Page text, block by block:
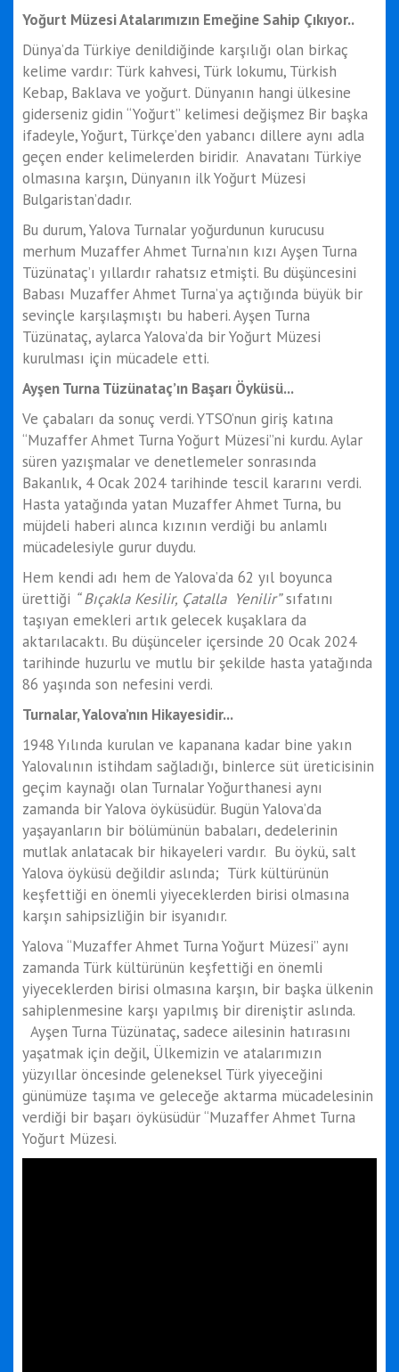
Yoğurt Müzesi Atalarımızın Emeğine Sahip Çıkıyor..
Dünya’da Türkiye denildiğinde karşılığı olan birkaç
kelime vardır: Türk kahvesi, Türk lokumu, Türkish
Kebap, Baklava ve yoğurt. Dünyanın hangi ülkesine
giderseniz gidin “Yoğurt” kelimesi değişmez Bir başka
ifadeyle, Yoğurt, Türkçe’den yabancı dillere aynı adla
geçen ender kelimelerden biridir. Anavatanı Türkiye
olmasına karşın, Dünyanın ilk Yoğurt Müzesi
Bulgaristan’dadır.
Bu durum, Yalova Turnalar yoğurdunun kurucusu
merhum Muzaffer Ahmet Turna’nın kızı Ayşen Turna
Tüzünataç’ı yıllardır rahatsız etmişti. Bu düşüncesini
Babası Muzaffer Ahmet Turna’ya açtığında büyük bir
sevinçle karşılaşmıştı bu haberi. Ayşen Turna
Tüzünataç, aylarca Yalova’da bir Yoğurt Müzesi
kurulması için mücadele etti.
Ayşen Turna Tüzünataç’ın Başarı Öyküsü...
Ve çabaları da sonuç verdi. YTSO’nun giriş katına
“Muzaffer Ahmet Turna Yoğurt Müzesi”ni kurdu. Aylar
süren yazışmalar ve denetlemeler sonrasında
Bakanlık, 4 Ocak 2024 tarihinde tescil kararını verdi.
Hasta yatağında yatan Muzaffer Ahmet Turna, bu
müjdeli haberi alınca kızının verdiği bu anlamlı
mücadelesiyle gurur duydu.
Hem kendi adı hem de Yalova’da 62 yıl boyunca
ürettiği “ Bıçakla Kesilir, Çatalla Yenilir”sıfatını
taşıyan emekleri artık gelecek kuşaklara da
aktarılacaktı. Bu düşünceler içersinde 20 Ocak 2024
tarihinde huzurlu ve mutlu bir şekilde hasta yatağında
86 yaşında son nefesini verdi.
Turnalar, Yalova’nın Hikayesidir...
1948 Yılında kurulan ve kapanana kadar bine yakın
Yalovalının istihdam sağladığı, binlerce süt üreticisinin
geçim kaynağı olan Turnalar Yoğurthanesi aynı
zamanda bir Yalova öyküsüdür. Bugün Yalova’da
yaşayanların bir bölümünün babaları, dedelerinin
mutlak anlatacak bir hikayeleri vardır. Bu öykü, salt
Yalova öyküsü değildir aslında; Türk kültürünün
keşfettiği en önemli yiyeceklerden birisi olmasına
karşın sahipsizliğin bir isyanıdır.
Yalova “Muzaffer Ahmet Turna Yoğurt Müzesi” aynı
zamanda Türk kültürünün keşfettiği en önemli
yiyeceklerden birisi olmasına karşın, bir başka ülkenin
sahiplenmesine karşı yapılmış bir direniştir aslında.
Ayşen Turna Tüzünataç, sadece ailesinin hatırasını
yaşatmak için değil, Ülkemizin ve atalarımızın
yüzyıllar öncesinde geleneksel Türk yiyeceğini
günümüze taşıma ve geleceğe aktarma mücadelesinin
verdiği bir başarı öyküsüdür “Muzaffer Ahmet Turna
Yoğurt Müzesi.